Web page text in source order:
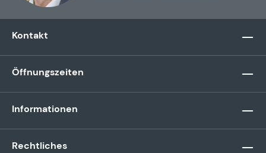
Kontakt
Öffnungszeiten
Informationen
Rechtliches